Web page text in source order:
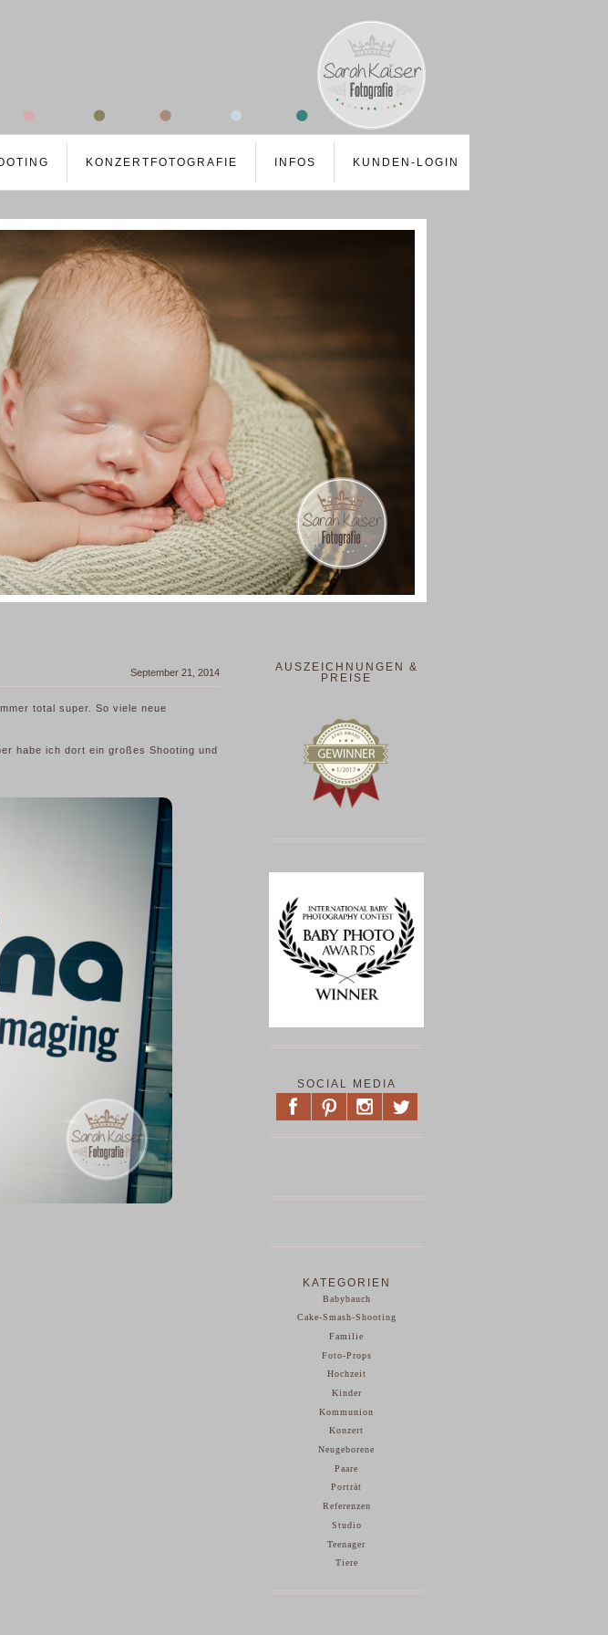
KONZERTFOTOGRAFIE INFOS KUNDEN-LOGIN
September 21, 2014
total super. So viele neue
habe ich dort ein großes Shooting und
AUSZEICHNUNGEN &
PREISE
SOCIAL MEDIA
KATEGORIEN
Babybauch
Cake-Smash-Shooting
Familie
Foto-Props
Hochzeit
Kinder
Kommunion
Konzert
Neugeborene
Paare
Porträt
Referenzen
Studio
Teenager
Tiere